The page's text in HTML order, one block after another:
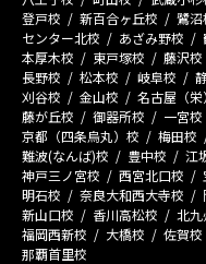
登戸校
新百合ヶ丘校 鷺沼
センター北校
あざみ野校
本厚木校
東戸塚校 藤沢校
長野校
松本校 岐阜校
刈谷校
金山校 名古屋（栄
藤が丘校
御器所校 一宮校
京都（四条烏丸）校
梅田校
難波(なんば)校
豊中校 江
神戸三ノ宮校
西宮北口校
明石校
奈良大和西大寺校
新山口校
香川高松校 北九
福岡西新校
大橋校 佐賀校
那覇首里校